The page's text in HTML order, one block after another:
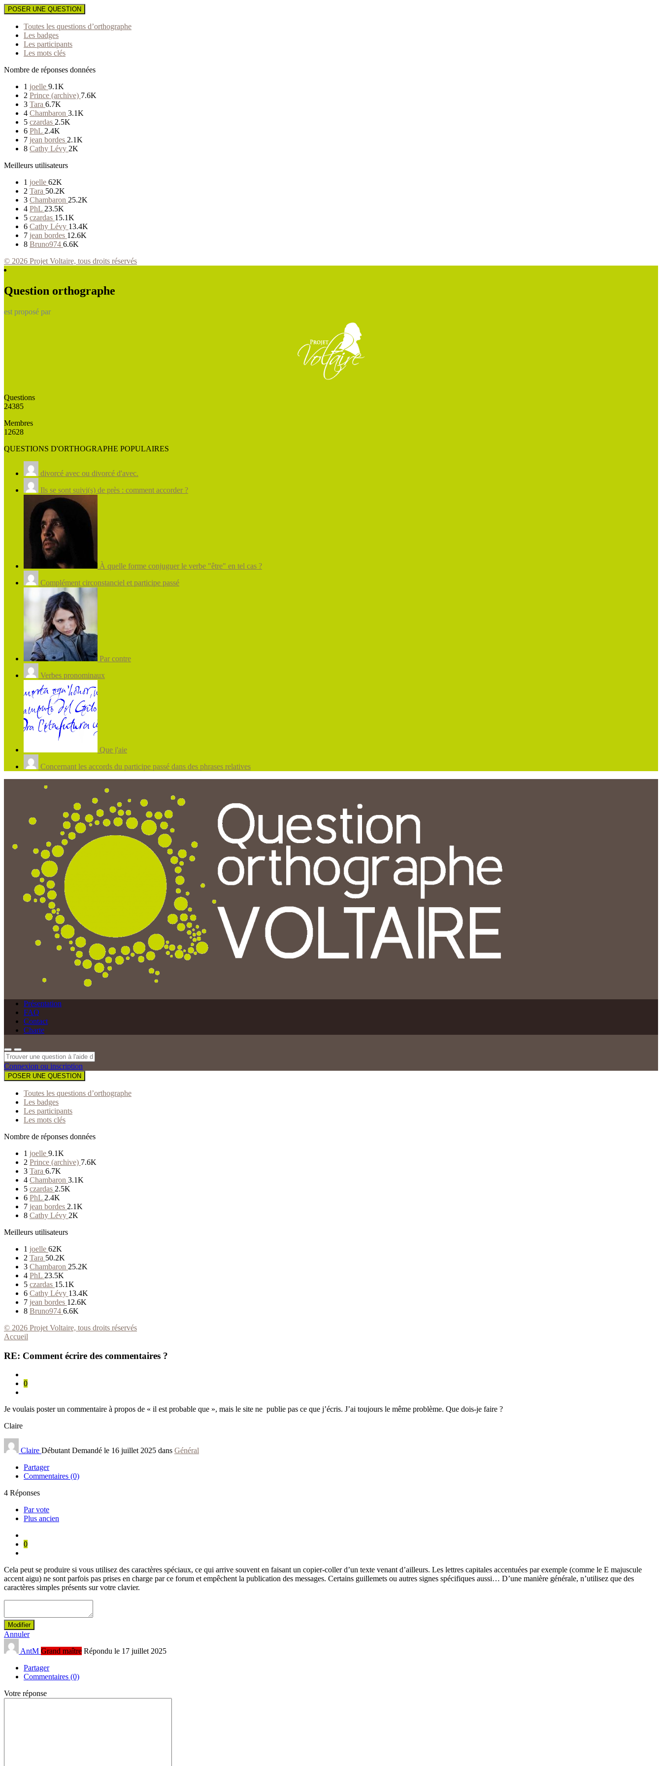
POSER UNE QUESTION
Toutes les questions d’orthographe
Les badges
Les participants
Les mots clés
Nombre de réponses données
1 joelle 9.1K
2 Prince (archive) 7.6K
3 Tara 6.7K
4 Chambaron 3.1K
5 czardas 2.5K
6 PhL 2.4K
7 jean bordes 2.1K
8 Cathy Lévy 2K
Meilleurs utilisateurs
1 joelle 62K
2 Tara 50.2K
3 Chambaron 25.2K
4 PhL 23.5K
5 czardas 15.1K
6 Cathy Lévy 13.4K
7 jean bordes 12.6K
8 Bruno974 6.6K
© 2026 Projet Voltaire, tous droits réservés
Question orthographe
est proposé par
Questions
24385
Membres
12628
QUESTIONS D'ORTHOGRAPHE POPULAIRES
divorcé avec ou divorcé d'avec.
Ils se sont suivi(s) de près : comment accorder ?
À quelle forme conjuguer le verbe "être" en tel cas ?
Complément circonstanciel et participe passé
Par contre
Verbes pronominaux
Que j'aie
Concernant les accords du participe passé dans des phrases relatives
Présentation
FAQ
Contact
Charte
Connexion ou inscription
POSER UNE QUESTION
Toutes les questions d’orthographe
Les badges
Les participants
Les mots clés
Nombre de réponses données
1 joelle 9.1K
2 Prince (archive) 7.6K
3 Tara 6.7K
4 Chambaron 3.1K
5 czardas 2.5K
6 PhL 2.4K
7 jean bordes 2.1K
8 Cathy Lévy 2K
Meilleurs utilisateurs
1 joelle 62K
2 Tara 50.2K
3 Chambaron 25.2K
4 PhL 23.5K
5 czardas 15.1K
6 Cathy Lévy 13.4K
7 jean bordes 12.6K
8 Bruno974 6.6K
© 2026 Projet Voltaire, tous droits réservés
Accueil
RE: Comment écrire des commentaires ?
0
Je voulais poster un commentaire à propos de « il est probable que », mais le site ne publie pas ce que j’écris. J’ai toujours le même problème. Que dois-je faire ?
Claire
Claire Débutant Demandé le 16 juillet 2025 dans Général
Partager
Commentaires (0)
4 Réponses
Par vote
Plus ancien
0
Cela peut se produire si vous utilisez des caractères spéciaux, ce qui arrive souvent en faisant un copier-coller d’un texte venant d’ailleurs. Les lettres capitales accentuées par exemple (comme le E majuscule
accent aigu) ne sont parfois pas prises en charge par ce forum et empêchent la publication des messages. Certains guillemets ou autres signes spécifiques aussi… D’une manière générale, n’utilisez que des
caractères simples présents sur votre clavier.
Modifier
Annuler
AntM Grand maître Répondu le 17 juillet 2025
Partager
Commentaires (0)
Votre réponse